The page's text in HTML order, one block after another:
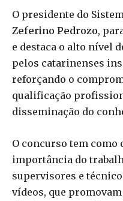
O presidente do
Zeferino Pedrozo,
e destaca o alto nível
pelos catarinenses
reforçando o
qualificação
disseminação do
O concurso tem como
importância do
supervisores e
vídeos, que